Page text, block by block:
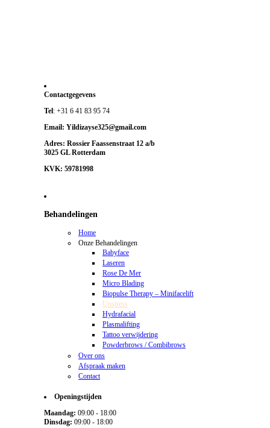
Contactgegevens
Tel: +31 6 41 83 95 74
Email: Yildizayse325@gmail.com
Adres: Rossier Faassenstraat 12 a/b
3025 GL Rotterdam
KVK: 59781998
Behandelingen
Home
Onze Behandelingen
Babyface
Laseren
Rose De Mer
Micro Blading
Biopulse Therapy – Minifacelift
Unstress
Hydrafacial
Plasmalifting
Tattoo verwijdering
Powderbrows / Combibrows
Over ons
Afspraak maken
Contact
Openingstijden
Maandag: 09:00 - 18:00
Dinsdag: 09:00 - 18:00